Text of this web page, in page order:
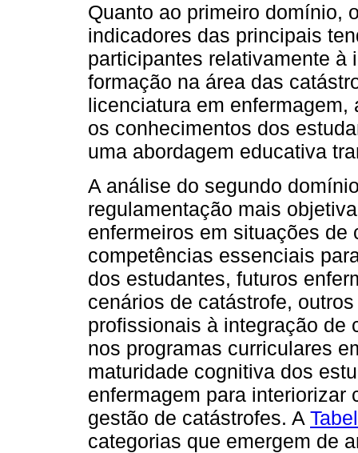
Quanto ao primeiro domínio,
indicadores das principais
participantes relativamente à
formação na área das
licenciatura em
os conhecimentos dos
uma abordagem educativa
A análise do segundo
regulamentação mais
enfermeiros em situações de
competências essenciais
dos estudantes, futuros
cenários de catástrofe,
profissionais à integração de
nos programas curriculares
maturidade cognitiva dos
enfermagem para interiorizar
gestão de catástrofes. A
categorias que emergem de